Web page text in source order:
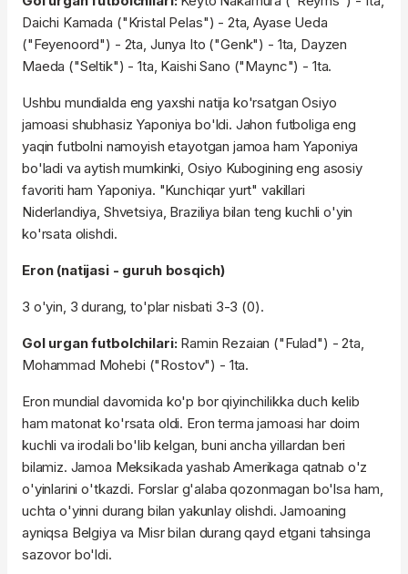
Daichi Kamada ("Kristal Pelas") - 2ta, Ayase Ueda
("Feyenoord") - 2ta, Junya Ito ("Genk") - 1ta, Dayzen
Maeda ("Seltik") - 1ta, Kaishi Sano ("Maync") - 1ta.
Ushbu mundialda eng yaxshi natija ko'rsatgan Osiyo
jamoasi shubhasiz Yaponiya bo'ldi. Jahon futboliga eng
yaqin futbolni namoyish etayotgan jamoa ham Yaponiya
bo'ladi va aytish mumkinki, Osiyo Kubogining eng asosiy
favoriti ham Yaponiya. "Kunchiqar yurt" vakillari
Niderlandiya, Shvetsiya, Braziliya bilan teng kuchli o'yin
ko'rsata olishdi.
Eron (natijasi - guruh bosqich)
3 o'yin, 3 durang, to'plar nisbati 3-3 (0).
Gol urgan futbolchilari: Ramin Rezaian ("Fulad") - 2ta,
Mohammad Mohebi ("Rostov") - 1ta.
Eron mundial davomida ko'p bor qiyinchilikka duch kelib
ham matonat ko'rsata oldi. Eron terma jamoasi har doim
kuchli va irodali bo'lib kelgan, buni ancha yillardan beri
bilamiz. Jamoa Meksikada yashab Amerikaga qatnab o'z
o'yinlarini o'tkazdi. Forslar g'alaba qozonmagan bo'lsa ham,
uchta o'yinni durang bilan yakunlay olishdi. Jamoaning
ayniqsa Belgiya va Misr bilan durang qayd etgani tahsinga
sazovor bo'ldi.